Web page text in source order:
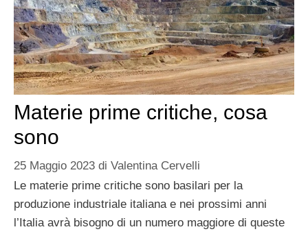
Materie prime critiche, cosa
sono
25 Maggio 2023 di Valentina Cervelli
Le materie prime critiche sono basilari per la
produzione industriale italiana e nei prossimi anni
l’Italia avrà bisogno di un numero maggiore di queste